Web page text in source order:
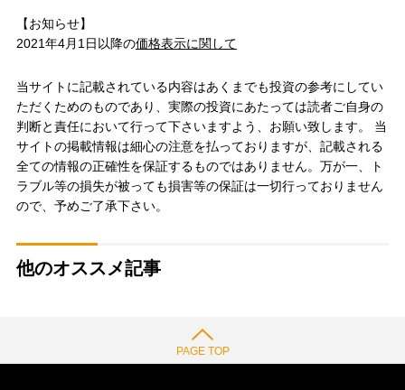
【お知らせ】
2021年4月1日以降の価格表示に関して
当サイトに記載されている内容はあくまでも投資の参考にしてい
ただくためのものであり、実際の投資にあたっては読者ご自身の
判断と責任において行って下さいますよう、お願い致します。 当
サイトの掲載情報は細心の注意を払っておりますが、記載される
全ての情報の正確性を保証するものではありません。万が一、ト
ラブル等の損失が被っても損害等の保証は一切行っておりません
ので、予めご了承下さい。
他のオススメ記事
PAGE TOP